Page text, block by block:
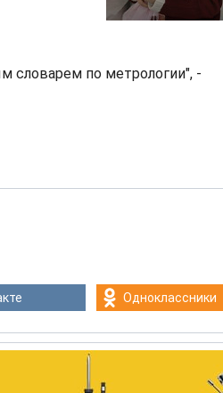
словарем по метрологии", -
Одноклассники